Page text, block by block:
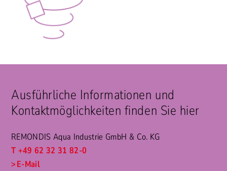
Ausführliche Informationen und
Kontaktmöglichkeiten finden Sie hier
REMONDIS Aqua Industrie GmbH & Co. KG
T +49 62 32 31 82-0
E-Mail